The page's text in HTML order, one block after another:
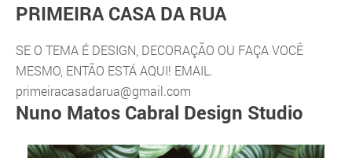
PRIMEIRA CASA DA RUA
SE O TEMA É DESIGN, DECORAÇÃO OU FAÇA VOCÊ
MESMO, ENTÃO ESTÁ AQUI! EMAIL.
primeiracasadarua@gmail.com
Nuno Matos Cabral Design Studio